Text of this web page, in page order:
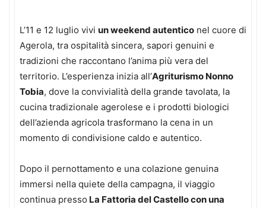
L’11 e 12 luglio vivi un weekend autentico nel cuore di
Agerola, tra ospitalità sincera, sapori genuini e
tradizioni che raccontano l’anima più vera del
territorio. L’esperienza inizia all’Agriturismo Nonno
Tobia, dove la convivialità della grande tavolata, la
cucina tradizionale agerolese e i prodotti biologici
dell’azienda agricola trasformano la cena in un
momento di condivisione caldo e autentico.
Dopo il pernottamento e una colazione genuina
immersi nella quiete della campagna, il viaggio
continua presso La Fattoria del Castello con una